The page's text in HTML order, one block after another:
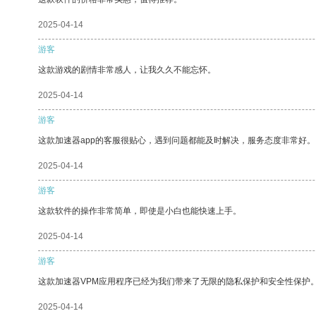
2025-04-14
游客
这款游戏的剧情非常感人，让我久久不能忘怀。
2025-04-14
游客
这款加速器app的客服很贴心，遇到问题都能及时解决，服务态度非常好。
2025-04-14
游客
这款软件的操作非常简单，即使是小白也能快速上手。
2025-04-14
游客
这款加速器VPM应用程序已经为我们带来了无限的隐私保护和安全性保护
2025-04-14